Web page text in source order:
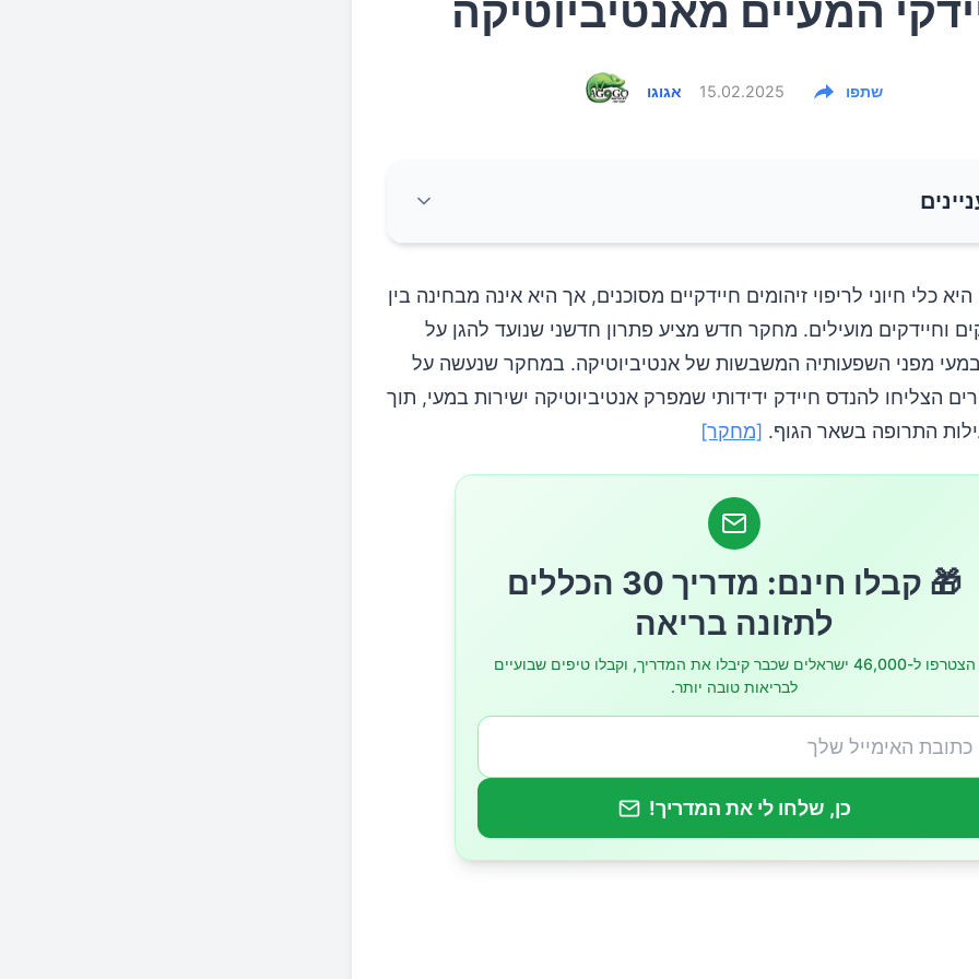
המעיים מאנטיביוטיקה
אגוגו 15.02.2025 שתפו
פוגעת במיקרוביום?
החיידקים הטובים במעי
הפגיעה במיקרוביום
לשמור על המיקרוביום בזמן נטילת אנטיביוטיקה?
בפרוביוטיקה
עשירה בסיבים
אנטיביוטיקה בזהירות
כלי חיוני לריפוי זיהומים חיידקיים מסוכנים, אך היא אינה מבחינה בין
וחיידקים מועילים. מחקר חדש מציע פתרון חדשני שנועד להגן על
במעי מפני השפעותיה המשבשות של אנטיביוטיקה. במחקר שנעשה על
הצליחו להנדס חיידק ידידותי שמפרק אנטיביוטיקה ישירות במעי, תוך
התרופה בשאר הגוף. [מחקר]
🎁 קבלו חינם: מדריך 30 הכללים
לתזונה בריאה
הצטרפו ל-46,000 ישראלים שכבר קיבלו את המדריך, וקבלו טיפים שבועיים
לבריאות טובה יותר.
כן, שלחו לי את המדריך!